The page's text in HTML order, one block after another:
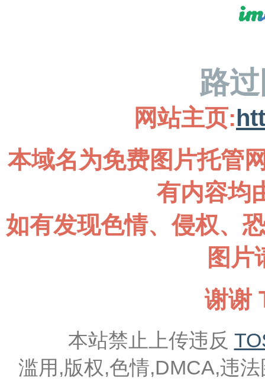
路
网站主页:
本域名为免费图片托管
有内容均
如有发现色情、侵权、
图片
谢谢
本站禁止上传违反
滥用,版权,色情,DMCA,违